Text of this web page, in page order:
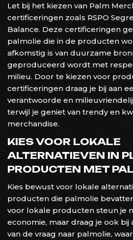
Let bij het kiezen van Palm
certificeringen zoals RSPO
Balance. Deze certificeringen
palmolie die in de producten
afkomstig is van duurzame
geproduceerd wordt met
milieu. Door te kiezen voor
certificeringen draag je bij aan
verantwoorde en
terwijl je geniet van trendy en
merchandise.
KIES VOOR LOKALE
ALTERNATIEVEN IN
PRODUCTEN MET
Kies bewust voor lokale
producten die palmolie
voor lokale producten steun je
economie, maar draag je ook
van de vraag naar palmolie,